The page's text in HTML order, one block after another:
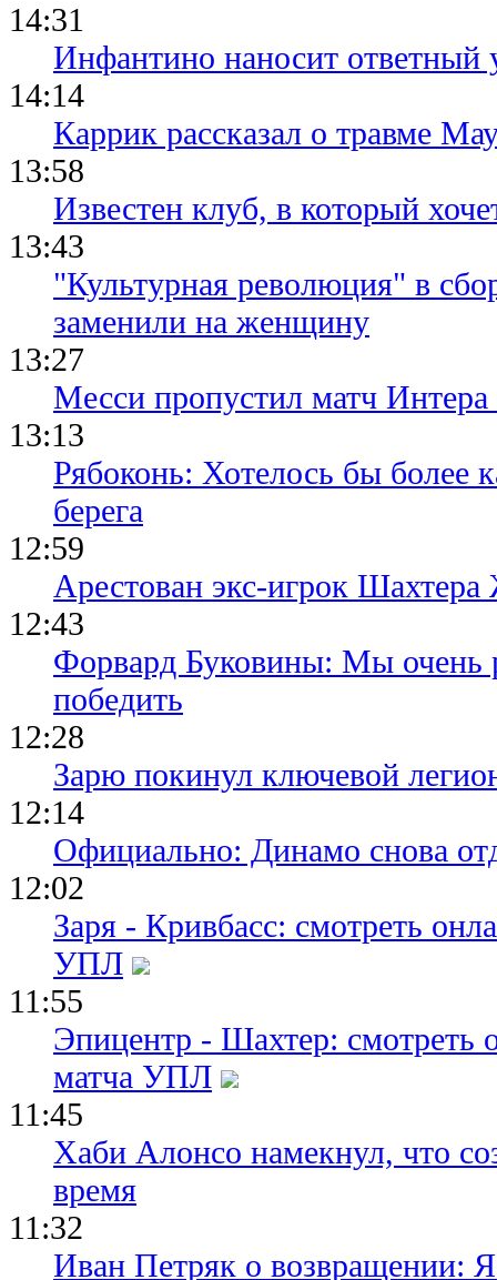
14:31
Инфантино наносит ответный
14:14
Каррик рассказал о травме
13:58
Известен клуб, в который
13:43
"Культурная революция" в
заменили на женщину
13:27
Месси пропустил матч
13:13
Рябоконь: Хотелось бы более
берега
12:59
Арестован экс-игрок
12:43
Форвард Буковины: Мы очень
победить
12:28
Зарю покинул ключевой
12:14
Официально: Динамо снова
12:02
Заря - Кривбасс: смотреть
УПЛ
11:55
Эпицентр - Шахтер: смотреть
матча УПЛ
11:45
Хаби Алонсо намекнул, что
время
11:32
Иван Петряк о возвращении: